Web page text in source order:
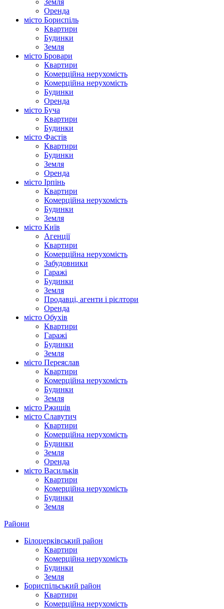
Оренда
місто Бориспіль
Квартири
Будинки
Земля
місто Бровари
Квартири
Комерційна нерухомість
Комерційна нерухомість
Будинки
Оренда
місто Буча
Квартири
Будинки
місто Фастів
Квартири
Будинки
Земля
Оренда
місто Ірпінь
Квартири
Комерційна нерухомість
Будинки
Земля
місто Київ
Агенції
Квартири
Комерційна нерухомість
Забудовники
Гаражі
Будинки
Земля
Продавці, агенти і рієлтори
Оренда
місто Обухів
Квартири
Гаражі
Будинки
Земля
місто Переяслав
Квартири
Комерційна нерухомість
Будинки
Земля
місто Ржищів
місто Славутич
Квартири
Комерційна нерухомість
Будинки
Земля
Оренда
місто Василькiв
Квартири
Комерційна нерухомість
Будинки
Земля
Райони
Білоцерківський район
Квартири
Комерційна нерухомість
Будинки
Земля
Бориспільський район
Квартири
Комерційна нерухомість